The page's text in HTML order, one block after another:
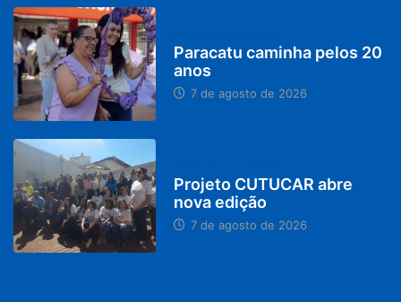
Paracatu caminha pelos 20
anos
7 de agosto de 2026
Projeto CUTUCAR abre
nova edição
7 de agosto de 2026